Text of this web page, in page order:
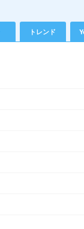
トレンド